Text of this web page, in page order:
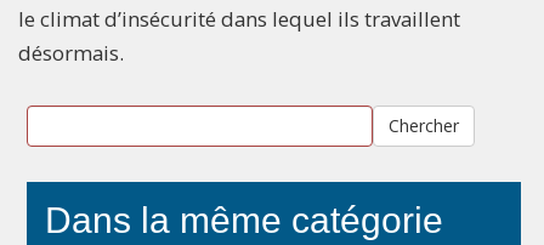
le climat d’insécurité dans lequel ils travaillent
désormais.
Chercher
Dans la même catégorie